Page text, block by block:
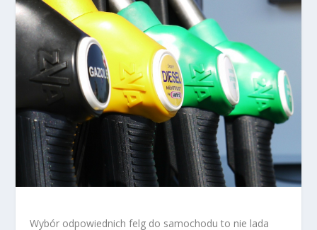
Wybór odpowiednich felg do samochodu to nie lada